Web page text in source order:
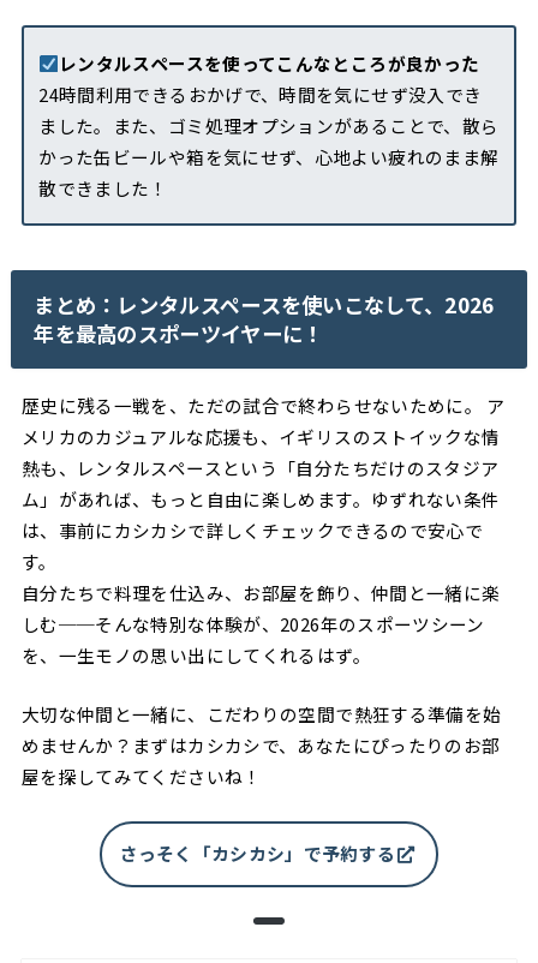
レンタルスペースを使ってこんなところが良かった
24時間利用できるおかげで、時間を気にせず没入でき
ました。また、ゴミ処理オプションがあることで、散ら
かった缶ビールや箱を気にせず、心地よい疲れのまま解
散できました！
まとめ：レンタルスペースを使いこなして、2026
年を最高のスポーツイヤーに！
歴史に残る一戦を、ただの試合で終わらせないために。 ア
メリカのカジュアルな応援も、イギリスのストイックな情
熱も、レンタルスペースという「自分たちだけのスタジア
ム」があれば、もっと自由に楽しめます。ゆずれない条件
は、事前にカシカシで詳しくチェックできるので安心で
す。
自分たちで料理を仕込み、お部屋を飾り、仲間と一緒に楽
しむ──そんな特別な体験が、2026年のスポーツシーン
を、一生モノの思い出にしてくれるはず。
大切な仲間と一緒に、こだわりの空間で熱狂する準備を始
めませんか？まずはカシカシで、あなたにぴったりのお部
屋を探してみてくださいね！
さっそく「カシカシ」で予約する